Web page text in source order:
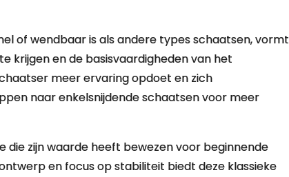
of wendbaar is als andere types schaatsen, vormt
krijgen en de basisvaardigheden van het
meer ervaring opdoet en zich
naar enkelsnijdende schaatsen voor meer
die zijn waarde heeft bewezen voor beginnende
en focus op stabiliteit biedt deze klassieke